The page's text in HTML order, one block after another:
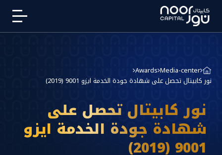
Media-center
Awards
نور كابيتال تحصل على شهادة جودة الخدمة ايزو 9001 (2019)
نور كابيتال تحصل على
شهادة جودة الخدمة ايزو
9001 (2019)